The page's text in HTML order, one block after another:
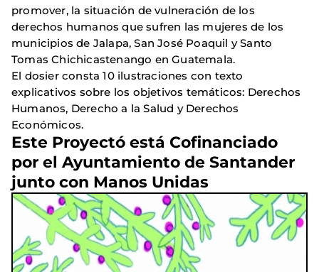
promover, la situación de vulneración de los
derechos humanos que sufren las mujeres de los
municipios de Jalapa, San José Poaquil y Santo
Tomas Chichicastenango en Guatemala.
El dosier consta 10 ilustraciones con texto
explicativos sobre los objetivos temáticos: Derechos
Humanos, Derecho a la Salud y Derechos
Económicos.
Este Proyectó está Cofinanciado
por el Ayuntamiento de Santander
junto con Manos Unidas